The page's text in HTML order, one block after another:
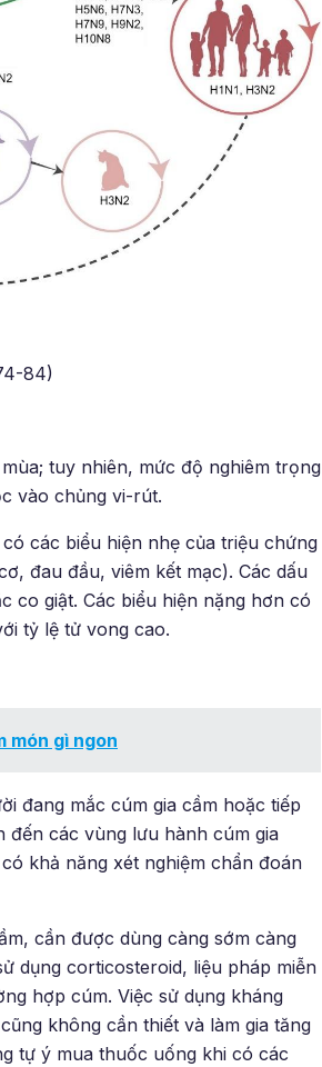
84)
tuy nhiên, mức độ nghiêm trọng
vào chủng vi-rút.
các biểu hiện nhẹ của triệu chứng
đau đầu, viêm kết mạc). Các dấu
co giật. Các biểu hiện nặng hơn có
tỷ lệ tử vong cao.
món gì ngon
đang mắc cúm gia cầm hoặc tiếp
đến các vùng lưu hành cúm gia
khả năng xét nghiệm chẩn đoán
cần được dùng càng sớm càng
dụng corticosteroid, liệu pháp miễn
hợp cúm. Việc sử dụng kháng
không cần thiết và làm gia tăng
tự ý mua thuốc uống khi có các